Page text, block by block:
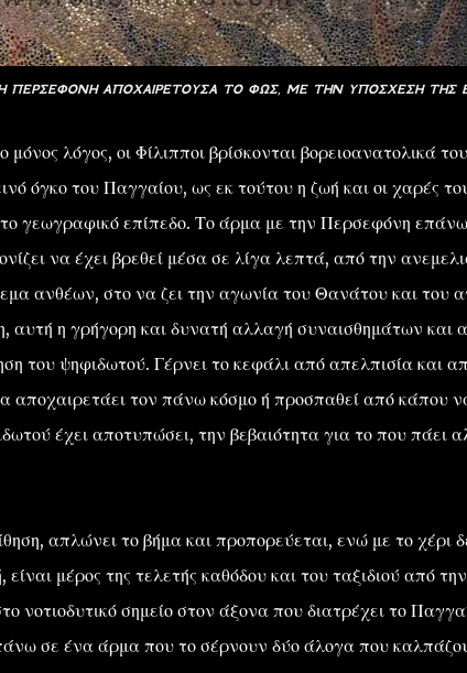
ΠΕΡΣΕΦΟΝΗ ΑΠΟΧΑΙΡΕΤΟΥΣΑ ΤΟ ΦΩΣ, ΜΕ ΤΗΝ ΥΠΟΣΧΕΣΗ ΤΗΣ
μόνος λόγος, οι Φίλιπποι βρίσκονται
όγκο του Παγγαίου, ως εκ τούτου η ζωή και οι χαρές
γεωγραφικό επίπεδο. Το άρμα με την Περσεφόνη
να έχει βρεθεί μέσα σε λίγα λεπτά, από την
ανθέων, στο να ζει την αγωνία του Θανάτου και του
αυτή η γρήγορη και δυνατή αλλαγή συναισθημάτων και
του ψηφιδωτού. Γέρνει το κεφάλι από απελπισία και
αποχαιρετάει τον πάνω κόσμο ή προσπαθεί από κάπου
έχει αποτυπώσει, την βεβαιότητα για το που πάει
απλώνει το βήμα και προπορεύεται, ενώ με το χέρι
μέρος της τελετής καθόδου και του ταξιδιού από
νοτιοδυτικό σημείο στον άξονα που διατρέχει το
σε ένα άρμα που το σέρνουν δύο άλογα που